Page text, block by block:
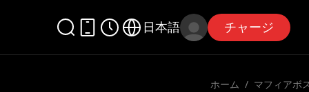
日本語 チャージ
ホーム / マフィアボ